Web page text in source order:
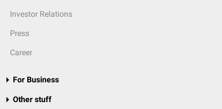
Investor Relations
Press
Career
For Business
Other stuff